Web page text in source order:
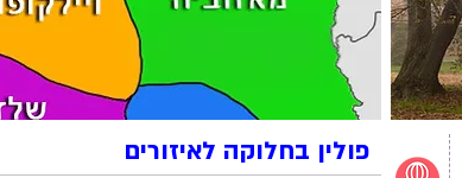
פולין בחלוקה לאיזורים